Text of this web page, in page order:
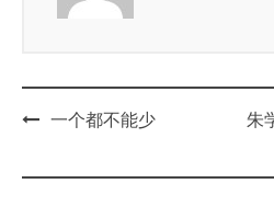
Post一个都不能少
朱